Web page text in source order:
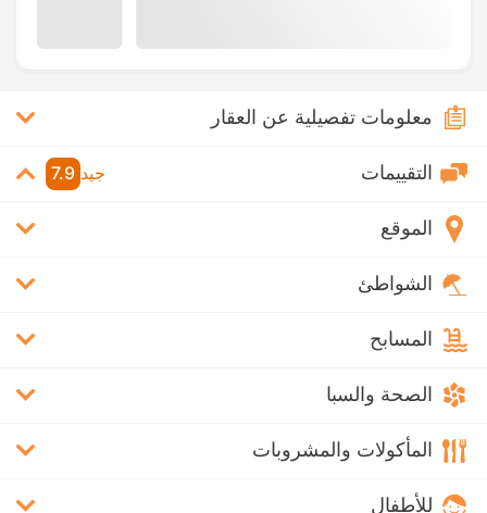
معلومات تفصيلية عن العقار
التقييمات جيد 7.9
الموقع
الشواطئ
المسابح
الصحة والسبا
المأكولات والمشروبات
للأطفال